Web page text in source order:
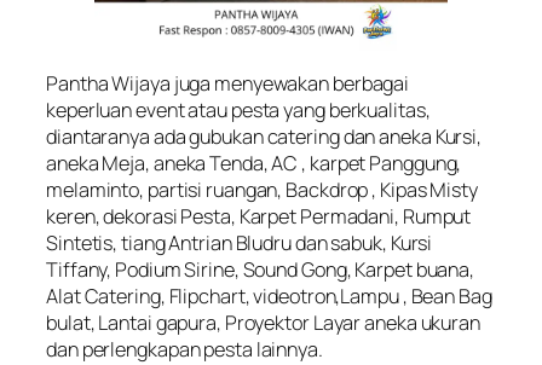
Pantha Wijaya juga menyewakan berbagai
keperluan event atau pesta yang berkualitas,
diantaranya ada gubukan catering dan aneka Kursi,
aneka Meja, aneka Tenda, AC , karpet Panggung,
melaminto, partisi ruangan, Backdrop , Kipas Misty
keren, dekorasi Pesta, Karpet Permadani, Rumput
Sintetis, tiang Antrian Bludru dan sabuk, Kursi
Tiffany, Podium Sirine, Sound Gong, Karpet buana,
Alat Catering, Flipchart, videotron,Lampu , Bean Bag
bulat, Lantai gapura, Proyektor Layar aneka ukuran
dan perlengkapan pesta lainnya.